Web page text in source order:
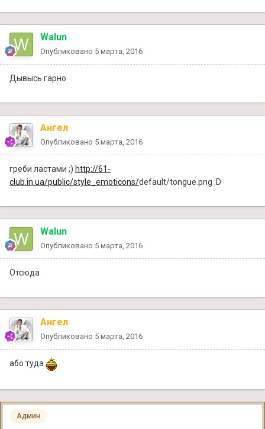
Walun
Опубликовано 5 марта, 2016
Дывысь гарно
Ангел
Опубликовано 5 марта, 2016
греби ластами ;) http://61-
club.in.ua/public/style_emoticons/default/tongue.png :D
Walun
Опубликовано 5 марта, 2016
Отсюда
Ангел
Опубликовано 5 марта, 2016
або туда
Админ